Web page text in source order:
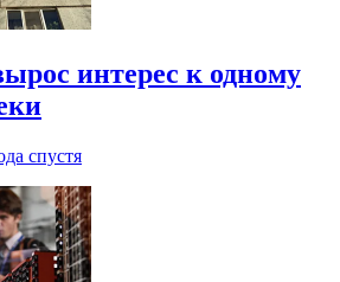
интерес к одному
спустя